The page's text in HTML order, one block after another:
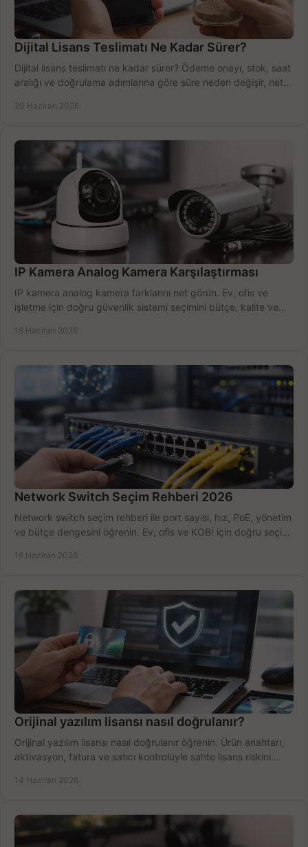
Dijital Lisans Teslimatı Ne Kadar Sürer?
Dijital lisans teslimatı ne kadar sürer? Ödeme onayı, stok, saat
aralığı ve doğrulama adımlarına göre süre neden değişir, net
20 Haziran 2026
IP Kamera Analog Kamera Karşılaştırması
IP kamera analog kamera farklarını net görün. Ev, ofis ve
işletme için doğru güvenlik sistemi seçimini bütçe, kalite ve
18 Haziran 2026
Network Switch Seçim Rehberi 2026
Network switch seçim rehberi ile port sayısı, hız, PoE, yönetim
ve bütçe dengesini öğrenin. Ev, ofis ve KOBİ için doğru seçimi
16 Haziran 2026
Orijinal yazılım lisansı nasıl doğrulanır?
Orijinal yazılım lisansı nasıl doğrulanır öğrenin. Ürün anahtarı,
aktivasyon, fatura ve satıcı kontrolüyle sahte lisans riskini
14 Haziran 2026